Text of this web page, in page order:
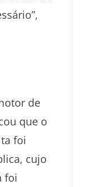
de
que o
foi
cujo
foi